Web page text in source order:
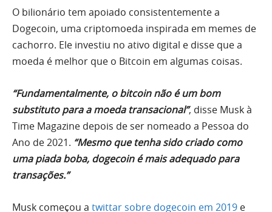
O bilionário tem apoiado consistentemente a
Dogecoin, uma criptomoeda inspirada em memes de
cachorro. Ele investiu no ativo digital e disse que a
moeda é melhor que o Bitcoin em algumas coisas.
“Fundamentalmente, o bitcoin não é um bom
substituto para a moeda transacional”, disse Musk à
Time Magazine depois de ser nomeado a Pessoa do
Ano de 2021. “Mesmo que tenha sido criado como
uma piada boba, dogecoin é mais adequado para
transações.”
Musk começou a twittar sobre dogecoin em 2019 e